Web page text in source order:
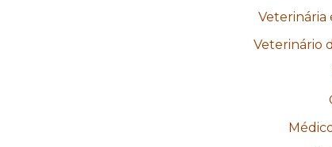
Veterinária
Veterinário